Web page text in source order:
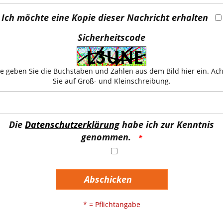
Ich möchte eine Kopie dieser Nachricht erhalten
Sicherheitscode
geben Sie die Buchstaben und Zahlen aus dem Bild hier ein.
Sie auf Groß- und Kleinschreibung.
Die Datenschutzerklärunghabe ich zur Kenntnis
genommen.
Abschicken
* = Pflichtangabe